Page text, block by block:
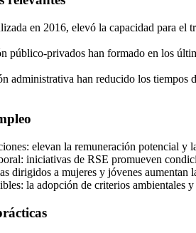
en 2016, elevó la capacidad para el
público‑privados han formado en los
administrativa han reducido los tiempos
elevan la remuneración potencial y
iniciativas de RSE promueven
dirigidos a mujeres y jóvenes aumentan
la adopción de criterios ambientales